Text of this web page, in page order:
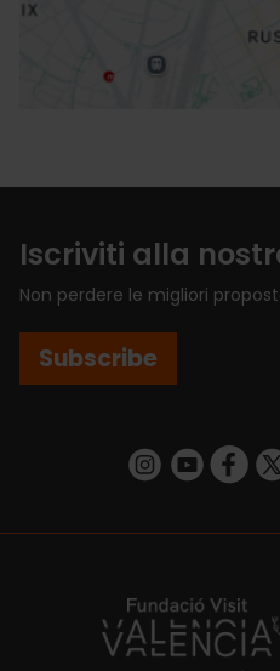
Iscriviti alla
Non perdere le migliori
Subscribe
https://https://https://
https://